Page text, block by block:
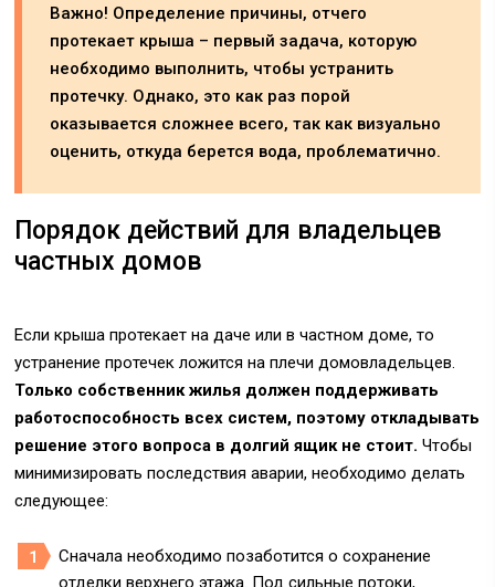
Важно! Определение причины, отчего
протекает крыша – первый задача, которую
необходимо выполнить, чтобы устранить
протечку. Однако, это как раз порой
оказывается сложнее всего, так как визуально
оценить, откуда берется вода, проблематично.
Порядок действий для владельцев
частных домов
Если крыша протекает на даче или в частном доме, то
устранение протечек ложится на плечи домовладельцев.
Только собственник жилья должен поддерживать
работоспособность всех систем, поэтому откладывать
решение этого вопроса в долгий ящик не стоит. Чтобы
минимизировать последствия аварии, необходимо делать
следующее:
Сначала необходимо позаботится о сохранение
отделки верхнего этажа. Под сильные потоки,